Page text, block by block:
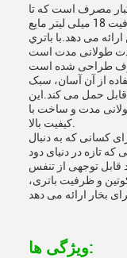
مصرف است که تا
4000 ¢ 10000 نفره لذت را با ظرفیت 18 میلی لیتر مایع
نیکوتین ارائه می دهد.با باتري
طراحی شده است
از آن آسان، سبک
حمل می کند.اين
مدت و ساخت با
کسانی که به دنبال
تازه در دنیای دود
قابل توجهی از تنفس
و ظرفیت باتری،
ویژگی ها: